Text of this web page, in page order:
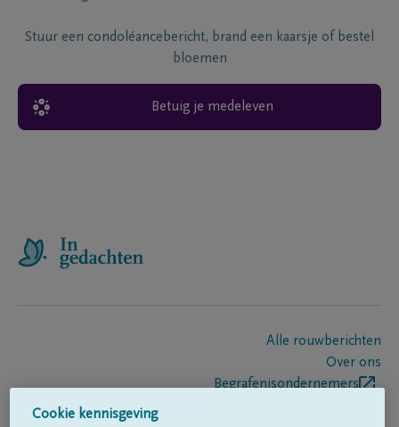
Stuur een condoléancebericht, brand een kaarsje of bestel
bloemen
Betuig je medeleven
Alle rouwberichten
Over ons
Begrafenisondernemers
Cookie kennisgeving